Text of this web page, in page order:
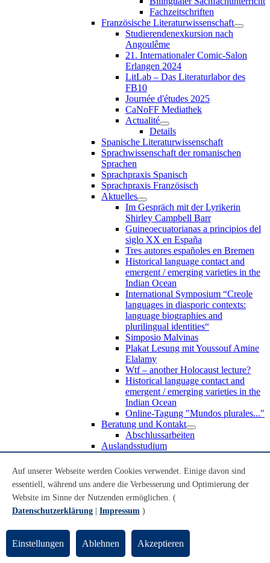
Fachzeitschriften
Französische Literaturwissenschaft
Studierendenexkursion nach
Angoulême
21. Internationaler Comic-Salon
Erlangen 2024
LitLab – Das Literaturlabor des
FB10
Journée d'études 2025
CaNoFF Mediathek
Actualité
Details
Spanische Literaturwissenschaft
Sprachwissenschaft der romanischen
Sprachen
Sprachpraxis Spanisch
Sprachpraxis Französisch
Aktuelles
Im Gespräch mit der Lyrikerin
Shirley Campbell Barr
Guineoecuatorianas a principios del
siglo XX en España
Tres autores españoles en Bremen
Historical language contact and
emergent / emerging varieties in the
Indian Ocean
International Symposium “Creole
languages in diasporic contexts:
language biographies and
plurilingual identities“
Simposio Malvinas
Plakat Lesung mit Youssouf Amine
Elalamy
Wtf – another Holocaust lecture?
Historical language contact and
emergent / emerging varieties in the
Indian Ocean
Online-Tagung "Mundos plurales..."
Beratung und Kontakt
Abschlussarbeiten
Auslandsstudium
WoC Lab
Spanische Black Diaspora
Promotionen
Habilitationen
Nachwuchsförderung
Forschungszentren
Studienkommission
TnL
Auf unserer Webseite werden Cookies verwendet. Einige davon sind
essentiell, während uns andere die Verbesserung und Optimierung der
Website im Sinne der Nutzenden ermöglichen. (
Datenschutzerklärung
Impressum )
Einstellungen Ablehnen Akzeptieren